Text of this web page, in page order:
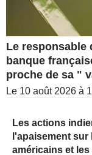
Le responsable
banque
proche de sa "
Le 10 août 2026 à
Les actions
l'apaisement sur
américains et